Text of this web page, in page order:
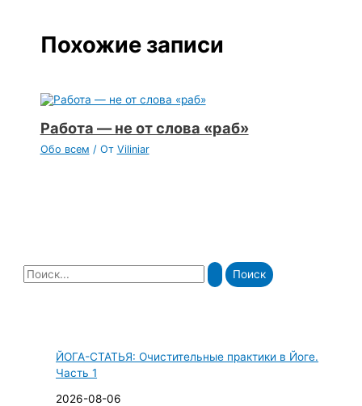
Похожие записи
Работа — не от слова «раб»
Обо всем / От Viliniar
П
ЙОГА-СТАТЬЯ: Очистительные практики в Йоге.
Часть 1
2026-08-06